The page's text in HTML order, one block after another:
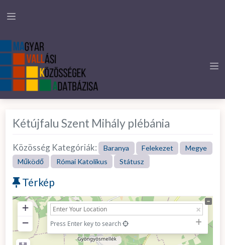
Kétújfalu Szent Mihály plébánia
Közösség Kategóriák: Baranya Felekezet
Megye
Működő
Római Katolikus Státusz
Térkép
+
−
Press Enter key to search